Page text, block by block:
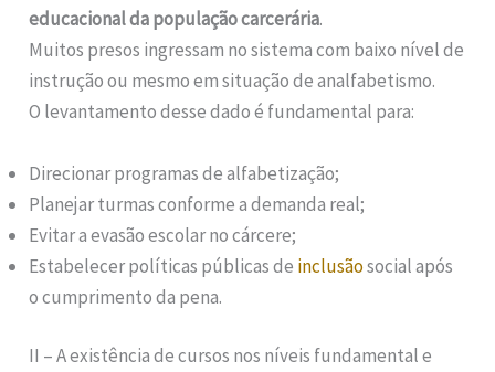
educacional da população carcerária.
Muitos presos ingressam no sistema com baixo nível de
instrução ou mesmo em situação de analfabetismo.
O levantamento desse dado é fundamental para:
Direcionar programas de alfabetização;
Planejar turmas conforme a demanda real;
Evitar a evasão escolar no cárcere;
Estabelecer políticas públicas de inclusãosocial após
o cumprimento da pena.
II – A existência de cursos nos níveis fundamental e